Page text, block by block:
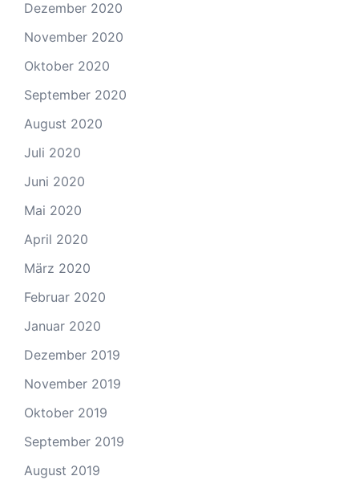
Dezember 2020
November 2020
Oktober 2020
September 2020
August 2020
Juli 2020
Juni 2020
Mai 2020
April 2020
März 2020
Februar 2020
Januar 2020
Dezember 2019
November 2019
Oktober 2019
September 2019
August 2019